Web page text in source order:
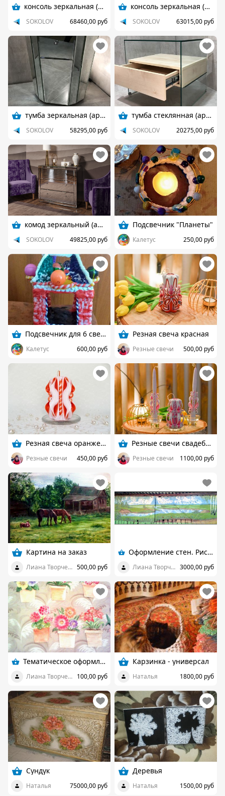
консоль зеркальная (арт. 79)
SOKOLOV 68460,00 руб
консоль зеркальная (арт. 77)
SOKOLOV 63015,00 руб
тумба зеркальная (арт. 88)
SOKOLOV 58295,00 руб
тумба стеклянная (арт. 80)
SOKOLOV 20275,00 руб
комод зеркальный (арт.29)
SOKOLOV 49825,00 руб
Подсвечник "Планеты"
Калетус 250,00 руб
Подсвечник для 6 свечей
Калетус 600,00 руб
Резная свеча красная
Резные свечи 500,00 руб
Резная свеча оранжевая
Резные свечи 450,00 руб
Резные свечи свадебные
Резные свечи 1100,00 руб
Картина на заказ
Лиана Творческая 500,00 руб
Оформление стен. Рисунки на стене.
Лиана Творческая 3000,00 руб
Тематическое оформление окон
Лиана Творческая 100,00 руб
Карзинка - универсал
Наталья 1800,00 руб
Сундук
Наталья 75000,00 руб
Деревья
Наталья 1500,00 руб